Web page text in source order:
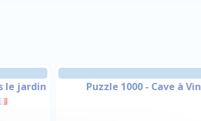
le jardin
Puzzle 1000 - Cave à Vin